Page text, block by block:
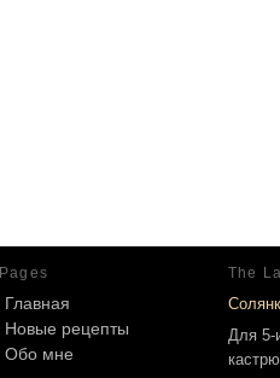
Pages
Главная
Новые рецепты
Обо мне
The
Для 5-